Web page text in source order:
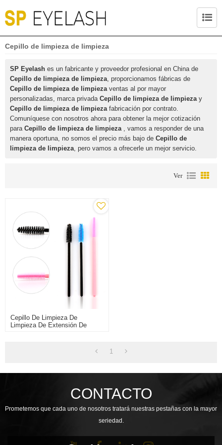
Cepillo de limpieza de limpieza
SP Eyelash es un fabricante y proveedor profesional en China de
Cepillo de limpieza de limpieza, proporcionamos fábricas de
Cepillo de limpieza de limpiezaventas al por mayor
personalizadas, marca privada Cepillo de limpieza de limpiezay
Cepillo de limpieza de limpiezafabricación por contrato.
Comuníquese con nosotros ahora para obtener la mejor cotización
para Cepillo de limpieza de limpieza, vamos a responder de una
manera oportuna, no somos el precio más bajo de Cepillo de
limpieza de limpieza, pero vamos a ofrecerle un mejor servicio.
Ver
Cepillo De Limpieza De
Limpieza De Extensión De
1
CONTACTO
Prometemos que cada uno de nosotros tratará nuestras pestañas con la mayor
seriedad.